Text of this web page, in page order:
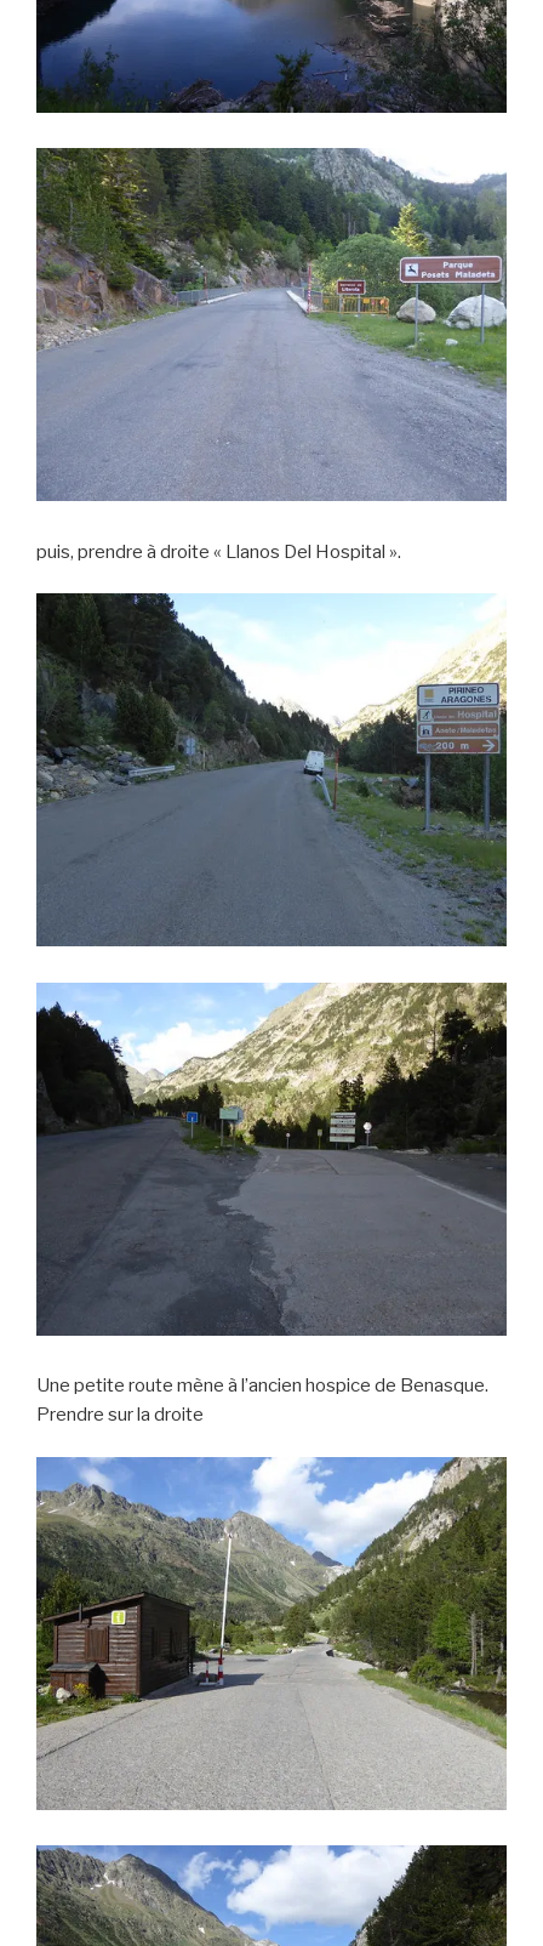
puis, prendre à droite « Llanos Del Hospital ».
Une petite route mène à l’ancien hospice de Benasque.
Prendre sur la droite